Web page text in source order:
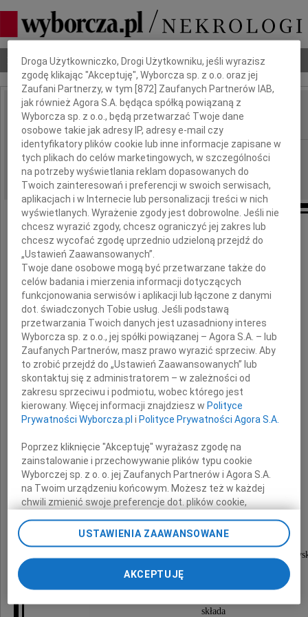
Nekrologi Odeszli Poradnik pogrzebowy
IMIĘ I NAZWISKO: Henryk Molenda
REGION: Radom
DATA EMISJI: 28.12.2013
"Szczęśliwy, komu grzechy odpuszczono
I w niepamięci złości ponurzono.
Szczęśliwy, komu nie przyczetł Pan wady
Ani się żadnej w nim domacał zdrady"
Psalm 32
Wyrazy serdecznego współczucia
dla wszystkich zasmuconych śmiercią
Henryka Molendy
Profesora i wieloletniego Wicedyrektora
VI Liceum Ogólnokształcącego im. Jana
składa
Dbamy o Twoją prywatność
Droga Użytkowniczko, Drogi Użytkowniku, jeśli wyrazisz
zgodę klikając "Akceptuję", Wyborcza sp. z o.o. oraz jej
Zaufani Partnerzy, w tym [872 ] Zaufanych Partnerów IAB,
jak również Agora S.A. będąca spółką powiązaną z
Wyborcza sp. z o.o., będą przetwarzać Twoje dane
osobowe takie jak adresy IP, adresy e-mail czy
identyfikatory plików cookie lub inne informacje zapisane w
tych plikach do celów marketingowych, w szczególności
na potrzeby wyświetlania reklam dopasowanych do
Twoich zainteresowań i preferencji w swoich serwisach,
aplikacjach i w Internecie lub personalizacji treści w nich
wyświetlanych. Wyrażenie zgody jest dobrowolne. Jeśli nie
chcesz wyrazić zgody, chcesz ograniczyć jej zakres lub
chcesz wycofać zgodę uprzednio udzieloną przejdź do
„Ustawień Zaawansowanych”.
Twoje dane osobowe mogą być przetwarzane także do
celów badania i mierzenia informacji dotyczących
funkcjonowania serwisów i aplikacji lub łączone z danymi
dot. świadczonych Tobie usług. Jeśli podstawą
przetwarzania Twoich danych jest uzasadniony interes
Wyborcza sp. z o.o., jej spółki powiązanej – Agora S.A. – lub
Zaufanych Partnerów, masz prawo wyrazić sprzeciw. Aby
to zrobić przejdź do „Ustawień Zaawansowanych” lub
skontaktuj się z administratorem – w zależności od
zakresu sprzeciwu i podmiotu, wobec którego jest
kierowany. Więcej informacji znajdziesz w Polityce
Prywatności Wyborcza.pl i Polityce Prywatności Agora S.A.
Poprzez kliknięcie "Akceptuję" wyrażasz zgodę na
zainstalowanie i przechowywanie plików typu cookie
Wyborczej sp. z o. o. jej Zaufanych Partnerów i Agora S.A.
na Twoim urządzeniu końcowym. Możesz też w każdej
chwili zmienić swoje preferencje dot. plików cookie,
preferencjami dot. przetwarzania danych poprzez
odnośnik „Ustawienia prywatności” w stopce serwisu i
przechodząc do sekcji „Ustawienia zaawansowane”.
Zmiana ustawień plików cookie możliwa jest także za
pomocą ustawień przeglądarki.
My, nasi Zaufani Partnerzy i Agora S.A. możemy
USTAWIENIA ZAAWANSOWANE
AKCEPTUJĘ